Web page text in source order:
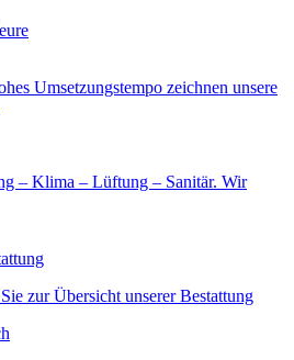
Umsetzungstempo zeichnen unsere
– Klima – Lüftung – Sanitär. Wir
zur Übersicht unserer Bestattung